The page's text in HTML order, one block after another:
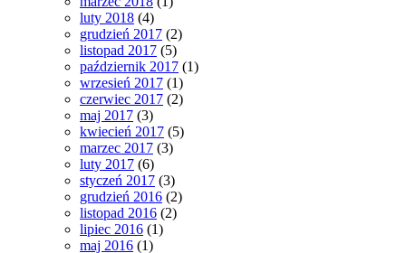
luty 2018 (4)
grudzień 2017 (2)
listopad 2017 (5)
październik 2017 (1)
wrzesień 2017 (1)
czerwiec 2017 (2)
maj 2017 (3)
kwiecień 2017 (5)
marzec 2017 (3)
luty 2017 (6)
styczeń 2017 (3)
grudzień 2016 (2)
listopad 2016 (2)
lipiec 2016 (1)
maj 2016 (1)